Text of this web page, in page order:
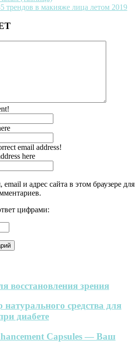
трендов в макияже лица летом 2019
email address!
here
и адрес сайта в этом браузере для
цифрами:
восстановления зрения
средства для
диабете
Capsules — Ваш